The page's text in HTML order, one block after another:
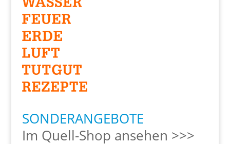
SONDERANGEBOTE
Im Quell-Shop ansehen >>>